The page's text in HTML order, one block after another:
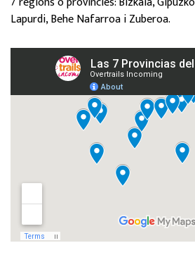
Lapurdi, Behe Nafarroa i Zuberoa.